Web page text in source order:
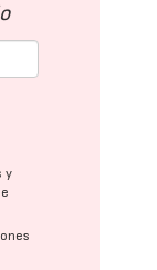
y